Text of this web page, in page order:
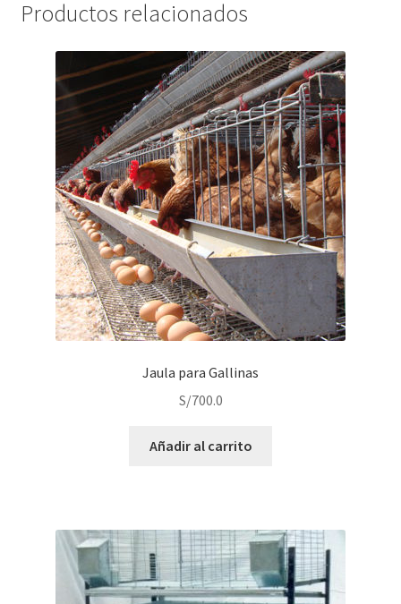
Productos relacionados
Jaula para Gallinas
S/700.0
Añadir al carrito